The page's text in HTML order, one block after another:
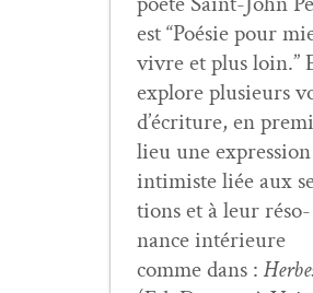
est “Poésie pour
vivre et plus loin.”
explore plusieurs
d’écriture, en
lieu une expres­sion
intimiste liée aux
tions et à leur réso­
nance intérieure
comme dans :